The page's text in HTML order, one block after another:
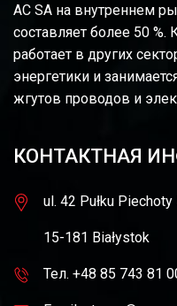
AC SA на внутреннем
составляет более 50
работает в других
энергетики и
жгутов проводов и
КОНТАКТНАЯ
ul. 42 Pułku Piechoty
15-181 Białystok
Тел. +48 85 743 81